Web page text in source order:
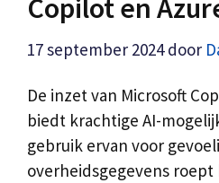
Copilot en
17 september 2024 door
De inzet van Microsoft
biedt krachtige AI-
gebruik ervan voor
overheidsgegevens